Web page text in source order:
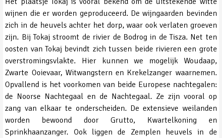
wijnen die er worden geproduceerd. De wijngaarden bevinden
zich in de heuvels achter het dorp, waar ook verlaten groeven
zijn. Bij Tokaj stroomt de rivier de Bodrog in de Tisza. Net ten
oosten van Tokaj bevindt zich tussen beide rivieren een grote
overstromingsvlakte. Hier kunnen we mogelijk Woudaap,
Zwarte Ooievaar, Witwangstern en Krekelzanger waarnemen.
Opvallend is het voorkomen van beide Europese nachtegalen:
de Noorse Nachtegaal en de Nachtegaal. Ze zijn vooral op
zang van elkaar te onderscheiden. De extensieve weilanden
worden bewoond door Grutto, Kwartelkoning en
Sprinkhaanzanger. Ook liggen de Zemplen heuvels in de